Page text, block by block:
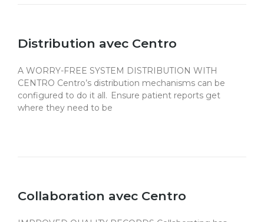
Distribution avec Centro
A WORRY-FREE SYSTEM DISTRIBUTION WITH
CENTRO Centro’s distribution mechanisms can be
configured to do it all. Ensure patient reports get
where they need to be
Collaboration avec Centro